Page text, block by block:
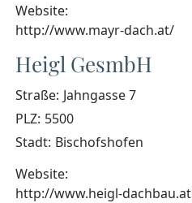
Website:
http://www.mayr-dach.at/
Heigl GesmbH
Straße: Jahngasse 7
PLZ: 5500
Stadt: Bischofshofen
Website:
http://www.heigl-dachbau.at